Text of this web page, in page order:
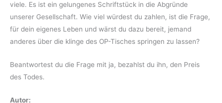
viele. Es ist ein gelungenes Schriftstück in die Abgründe
unserer Gesellschaft. Wie viel würdest du zahlen, ist die Frage,
für dein eigenes Leben und wärst du dazu bereit, jemand
anderes über die klinge des OP-Tisches springen zu lassen?
Beantwortest du die Frage mit ja, bezahlst du ihn, den Preis
des Todes.
Autor: